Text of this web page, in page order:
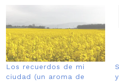
Los recuerdos de mi
ciudad (un aroma de